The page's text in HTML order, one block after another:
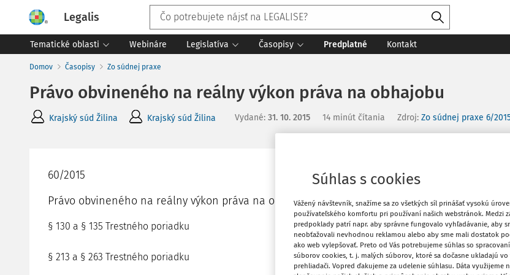
Legalis
Tematické oblasti Webináre Legislatíva Časopisy Predplatné Kontakt
Domov Časopisy Zo súdnej praxe
Právo obvineného na reálny výkon práva na obhajobu
Krajský súd Žilina Krajský súd Žilina Vydané: 31. 10. 2015 14 minút čítania Zdroj: Zo súdnej praxe 6/
60/2015
Právo obvineného na reálny výkon práva na obhajobu
§ 130 a § 135 Trestného poriadku
§ 213 a § 263 Trestného poriadku
Súhlas s cookies
Vážený návštevník, snažíme sa zo všetkých síl prinášať vysokú
používateľského komfortu pri používaní našich webstránok. Medzi
predpoklady patrí napr. aby správne fungovalo vyhľadávanie, aby
neobťažovali nevhodnou reklamou alebo aby sme mali dostatok
ako web vylepšovať. Preto od Vás potrebujeme súhlas so
súborov cookies, t. j. malých súborov, ktoré sa dočasne ukladajú vo
prehliadači. Vopred ďakujeme za udelenie súhlasu. Dáta využijeme